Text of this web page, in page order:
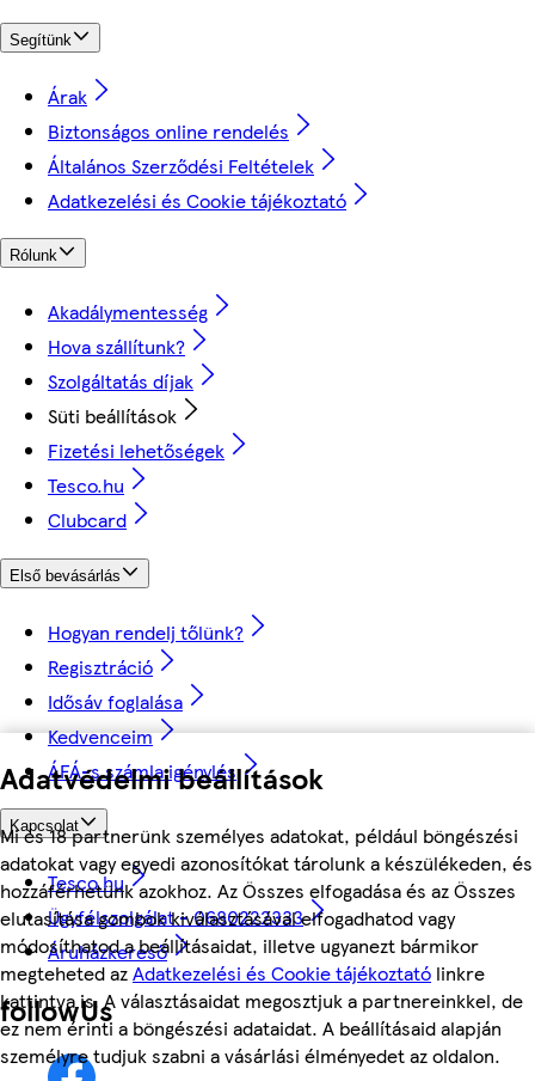
Adatvédelmi beállítások
Mi és 18 partnerünk személyes adatokat, például böngészési
adatokat vagy egyedi azonosítókat tárolunk a készülékeden, és
hozzáférhetünk azokhoz. Az Összes elfogadása és az Összes
elutasítása gombok kiválasztásával elfogadhatod vagy
módosíthatod a beállításaidat, illetve ugyanezt bármikor
megteheted azAdatkezelési és Cookie tájékoztató linkre
kattintva is. A választásaidat megosztjuk a partnereinkkel, de
ez nem érinti a böngészési adataidat. A beállításaid alapján
személyre tudjuk szabni a vásárlási élményedet az oldalon.
Segítünk
Árak
Biztonságos online rendelés
Általános Szerződési Feltételek
Adatkezelési és Cookie tájékoztató
Rólunk
Akadálymentesség
Hova szállítunk?
Szolgáltatás díjak
Süti beállítások
Fizetési lehetőségek
Tesco.hu
Clubcard
Első bevásárlás
Hogyan rendelj tőlünk?
Regisztráció
Idősáv foglalása
Kedvenceim
ÁFÁ-s számla igénylés
Kapcsolat
Tesco.hu
Ügyfélszolgálat - 0680222333
Áruházkereső
followUs